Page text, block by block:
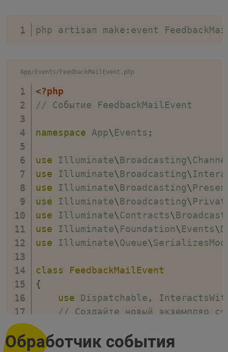
// Тема письма
->view('email.feedback'
}
}
php artisan make : event
App/Events/FeedbackMailEvent.php
<?php
// Событие FeedbackMailEvent
namespace App\ Events ;
use Illuminate\Broadcasting\
use
Illuminate\Broadcasting\
use
Illuminate\Broadcasting\
use
Illuminate\Broadcasting\
use
Illuminate\Contracts\
use
Illuminate\ Foundation\ Events\
use
Illuminate\Queue\
class
FeedbackMailEvent
{
use
Dispatchable ,
// Создайте новый экземпляр
{
Обработчик события